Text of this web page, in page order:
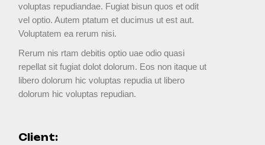
voluptas repudiandae. Fugiat bisun quos et odit
vel optio. Autem ptatum et ducimus ut est aut.
Voluptatem ea rerum nisi.
Rerum nis rtam debitis optio uae odio quasi
repellat sit fugiat dolot dolorum. Eos non itaque ut
libero dolorum hic voluptas repudia ut libero
dolorum hic voluptas repudian.
Client: